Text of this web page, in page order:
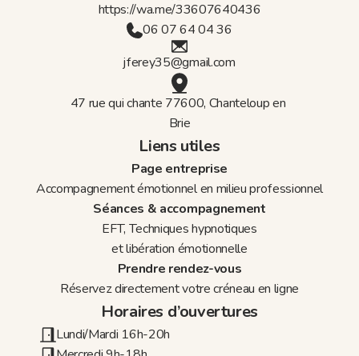
https://wa.me/33607640436
06 07 64 04 36
jferey35@gmail.com
47 rue qui chante 77600, Chanteloup en
Brie
Liens utiles
Page entreprise
Accompagnement émotionnel en milieu professionnel
Séances & accompagnement
EFT, Techniques hypnotiques
et libération émotionnelle
Prendre rendez-vous
Réservez directement votre créneau en ligne
Horaires d’ouvertures
Lundi/Mardi 16h-20h